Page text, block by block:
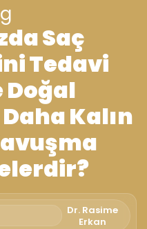
Saç
Tedavi
Doğal
Kalın
Dr. Rasime
Erkan